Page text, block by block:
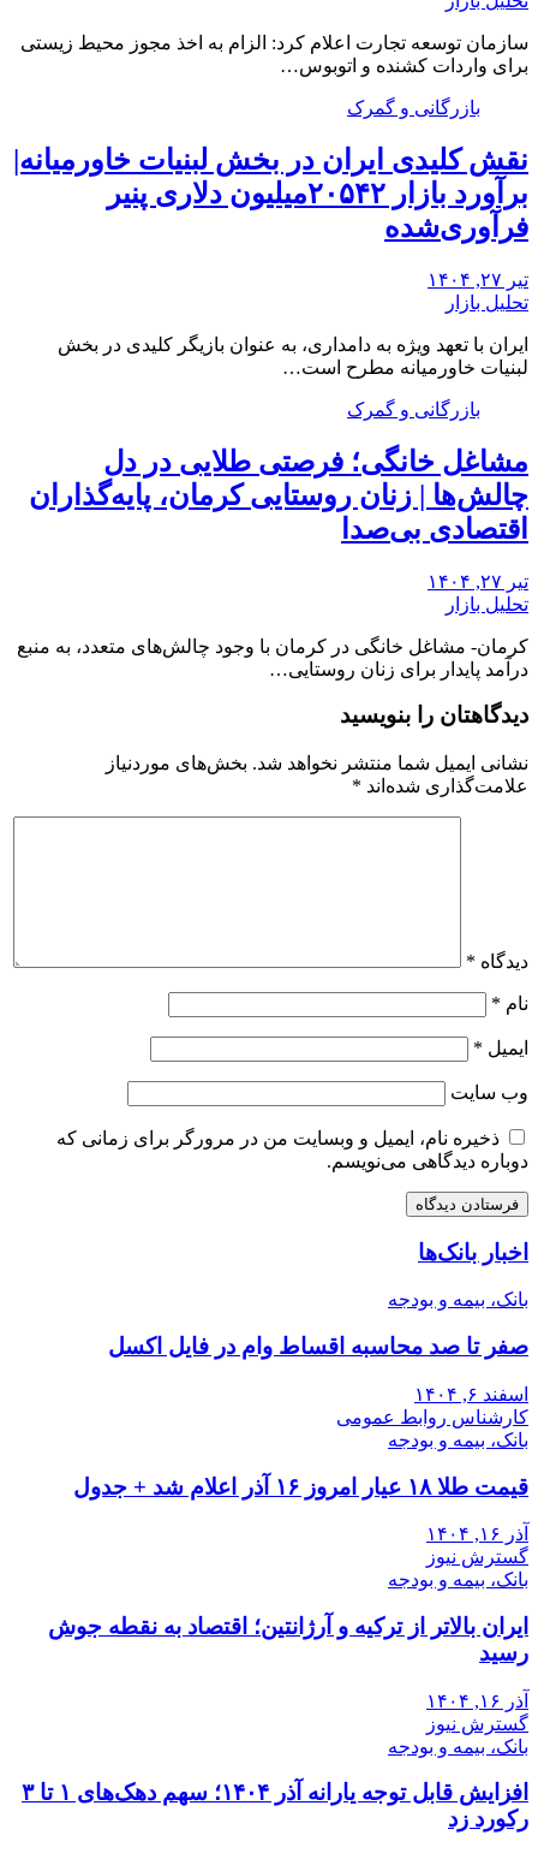
سازمان توسعه تجارت اعلام کرد: الزام به اخذ مجوز محیط زیستی
برای واردات کشنده و اتوبوس…
بازرگانی و گمرک
نقش کلیدی ایران در بخش لبنیات خاورمیانه|
برآورد بازار ۲۰۵۴۲میلیون دلاری پنیر
فرآوری‌شده
تیر ۲۷, ۱۴۰۴
تحلیل بازار
ایران با تعهد ویژه به دامداری، به عنوان بازیگر کلیدی در بخش
لبنیات خاورمیانه مطرح است…
بازرگانی و گمرک
مشاغل خانگی؛ فرصتی طلایی در دل
چالش‌ها | زنان روستایی کرمان، پایه‌گذاران
اقتصادی بی‌صدا
تیر ۲۷, ۱۴۰۴
تحلیل بازار
کرمان- مشاغل خانگی در کرمان با وجود چالش‌های متعدد، به منبع
درآمد پایدار برای زنان روستایی…
دیدگاهتان را بنویسید
نشانی ایمیل شما منتشر نخواهد شد. بخش‌های موردنیاز
علامت‌گذاری شده‌اند *
دیدگاه *
نام *
ایمیل *
وب‌ سایت
ذخیره نام، ایمیل و وبسایت من در مرورگر برای زمانی که
دوباره دیدگاهی می‌نویسم.
اخبار بانک‌ها
بانک، بیمه و بودجه
صفر تا صد محاسبه اقساط وام در فایل اکسل
اسفند ۶, ۱۴۰۴
کارشناس روابط عمومی
بانک، بیمه و بودجه
قیمت طلا ۱۸ عیار امروز ۱۶ آذر اعلام شد + جدول
آذر ۱۶, ۱۴۰۴
گسترش نیوز
بانک، بیمه و بودجه
ایران بالاتر از ترکیه و آرژانتین؛ اقتصاد به نقطه جوش
رسید
آذر ۱۶, ۱۴۰۴
گسترش نیوز
بانک، بیمه و بودجه
افزایش قابل توجه یارانه آذر ۱۴۰۴؛ سهم دهک‌های ۱ تا ۳
رکورد زد